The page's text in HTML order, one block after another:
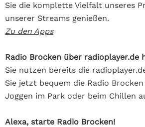
Sie die komplette Vielfalt unseres
unserer Streams genießen.
Zu den Apps
Radio Brocken über radioplayer.de
Sie nutzen bereits die
Sie jetzt bequem die Radio
Joggen im Park oder beim Chillen
Alexa, starte Radio Brocken!